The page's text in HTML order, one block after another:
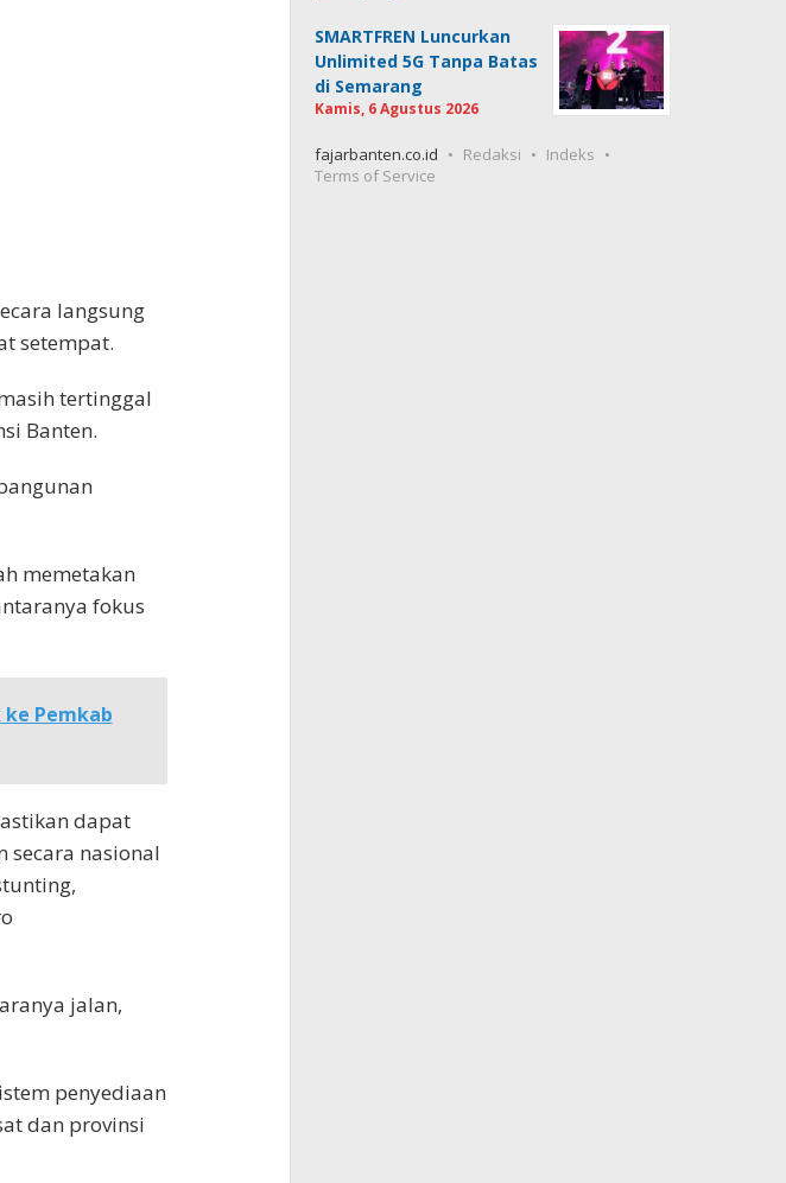
langsung
setempat.
tertinggal
Banten.
memetakan
fokus
ke Pemkab
dapat
secara nasional
jalan,
penyediaan
dan provinsi
SMARTFREN Luncurkan
Unlimited 5G Tanpa Batas
di Semarang
Kamis, 6 Agustus 2026
fajarbanten.co.id Redaksi
Indeks
Terms of Service